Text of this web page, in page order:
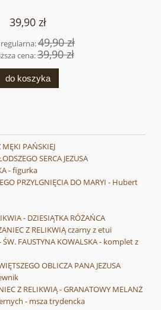
39,90 zł
49,90 zł
cena:39,90 zł
do koszyka
PAŃSKIEJ
SERCA JEZUSA
- figurka
PRZYLGNIĘCIA DO MARYI - Hubert
- DZIESIĄTKA RÓŻAŃCA
Z RELIKWIĄ czarny z etui
ŚW. FAUSTYNA KOWALSKA - komplet z
OBLICZA PANA JEZUSA
Z RELIKWIĄ - GRANATOWY MELANŻ
- msza trydencka